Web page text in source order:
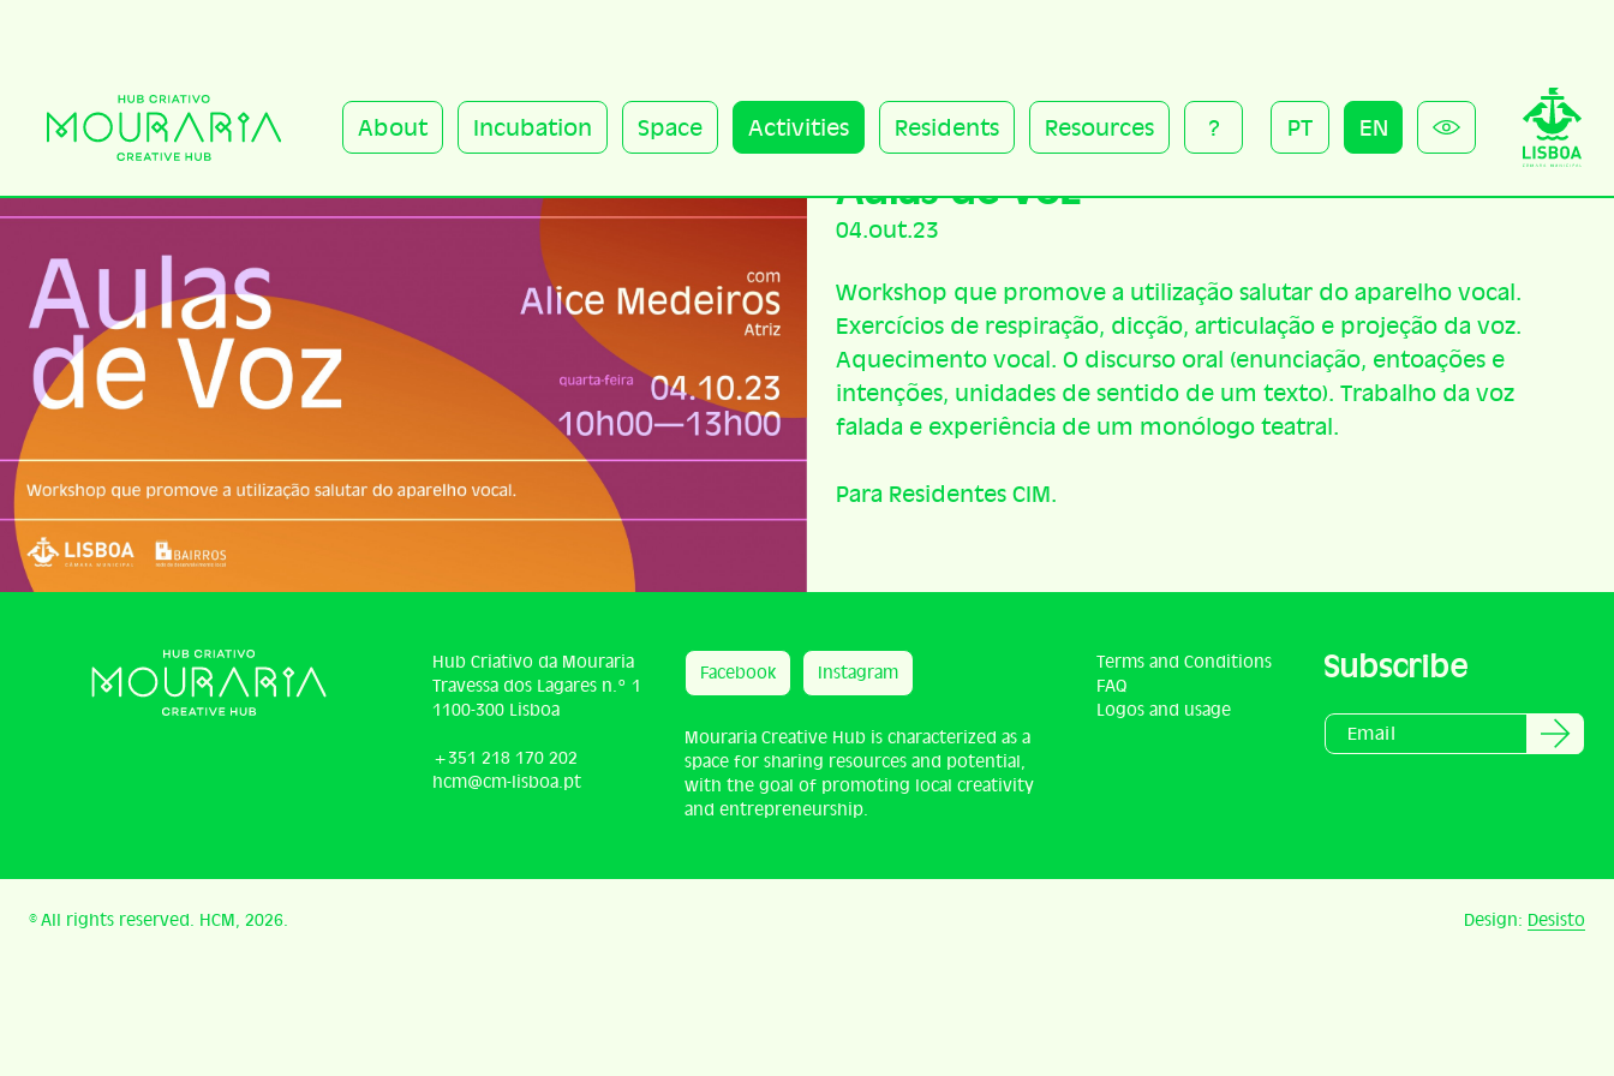
About Incubation Space Activities Residents Resources ? PT EN
Aulas de Voz
04.out.23
Workshop que promove a utilização salutar do aparelho vocal.
Exercícios de respiração, dicção, articulação e projeção da voz.
Aquecimento vocal. O discurso oral (enunciação, entoações e
intenções, unidades de sentido de um texto). Trabalho da voz
falada e experiência de um monólogo teatral.
Para Residentes CIM.
Hub Criativo da Mouraria
Travessa dos Lagares n.º 1
1100-300 Lisboa
+351 218 170 202
hcm@cm-lisboa.pt
Facebook Instagram
Mouraria Creative Hub is characterized as a
space for sharing resources and potential,
with the goal of promoting local creativity
and entrepreneurship.
Terms and Conditions
FAQ
Logos and usage
Subscribe
© All rights reserved. HCM, 2026. Design: Desisto